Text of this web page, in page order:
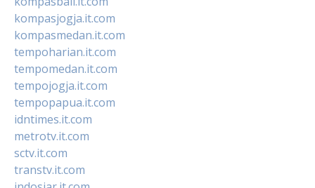
kompasjogja.it.com
kompasmedan.it.com
tempoharian.it.com
tempomedan.it.com
tempojogja.it.com
tempopapua.it.com
idntimes.it.com
metrotv.it.com
sctv.it.com
transtv.it.com